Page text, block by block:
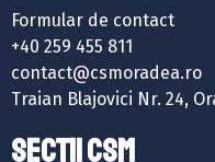
Formular de contact
+40 259 455 811
contact@csmoradea.ro
Traian Blajovici Nr. 24,
SECȚII CSM